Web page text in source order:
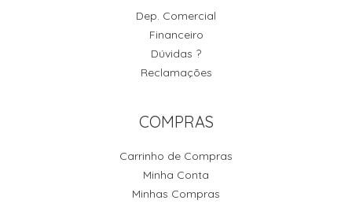
Dep. Comercial
Financeiro
Dúvidas ?
Reclamações
COMPRAS
Carrinho de Compras
Minha Conta
Minhas Compras